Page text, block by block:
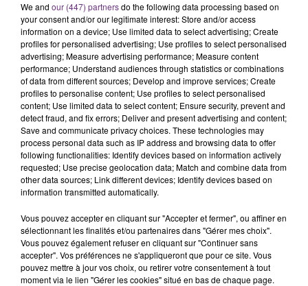
LA CENTRALE NUCLÉAIRE DE CHOOZ
TOUJOURS À L'ARRÊT
Cela fait déjà une semaine que la centrale
nucléaire ardennaise est à l'arrêt. Une situation
justifiée par la sécheresse intense qui est toujours
présente.
LE MAGASIN JOUÉCLUB DE REIMS FERME
C'était l'une des institutions du centre-ville
rémois. Le magasin JouéClub est contraint de
fermer ses portes.
TITRES DIFFUSÉS
We and our (447) partnersdo the following data processing based on
your consent and/or our legitimate interest: Store and/or access
information on a device; Use limited data to select advertising; Create
profiles for personalised advertising; Use profiles to select personalised
advertising; Measure advertising performance; Measure content
performance; Understand audiences through statistics or combinations
of data from different sources; Develop and improve services; Create
profiles to personalise content; Use profiles to select personalised
content; Use limited data to select content; Ensure security, prevent and
detect fraud, and fix errors; Deliver and present advertising and content;
Save and communicate privacy choices. These technologies may
process personal data such as IP address and browsing data to offer
following functionalities: Identify devices based on information actively
requested; Use precise geolocation data; Match and combine data from
other data sources; Link different devices; Identify devices based on
information transmitted automatically.
Vous pouvez accepter en cliquant sur "Accepter et fermer", ou affiner en
sélectionnant les finalités et/ou partenaires dans "Gérer mes choix".
Vous pouvez également refuser en cliquant sur "Continuer sans
accepter". Vos préférences ne s'appliqueront que pour ce site. Vous
pouvez mettre à jour vos choix, ou retirer votre consentement à tout
moment via le lien "Gérer les cookies" situé en bas de chaque page.